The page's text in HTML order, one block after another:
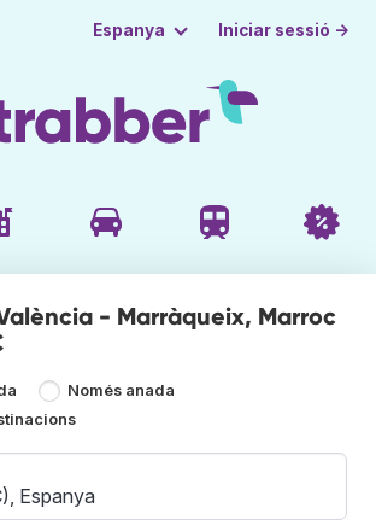
Espanya Iniciar sessió →
- Marràqueix, Marroc
Només anada